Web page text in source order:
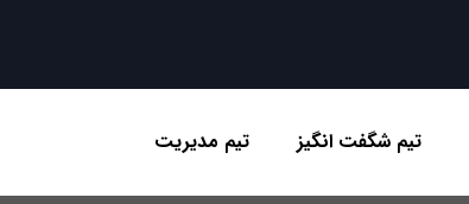
تیم شگفت انگیز تیم مدیریت